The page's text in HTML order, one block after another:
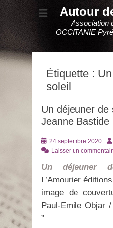
Autour
Association
OCCITANIE
Étiquette :
soleil
Un déjeuner de
Jeanne Bastide
Posté
le
24 septembre 2020
Laisser un
Un déjeuner
L’Amourier
image de
Paul-Emile Objar
”